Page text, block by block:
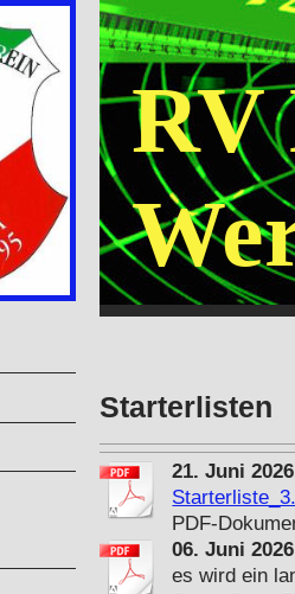
RV
Starterlisten
21. Juni
PDF-
06. Juni
es wird ein